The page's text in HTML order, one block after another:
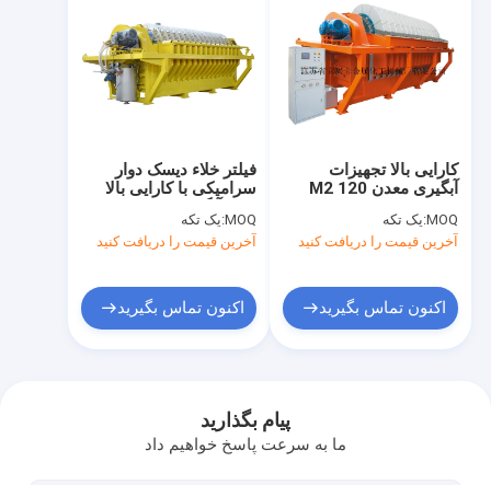
فیلتر خلاء دیسک دوار
سرامیکی با کارایی بالا
MOQ: یک تکه
آخرین قیمت را دریافت کنید
اکنون تماس بگیرید
کارایی بالا تجهیزات
آبگیری معدن 120 M2
MOQ: یک تکه
آخرین قیمت را دریافت کنید
اکنون تماس بگیرید
پیام بگذارید
ما به سرعت پاسخ خواهیم داد